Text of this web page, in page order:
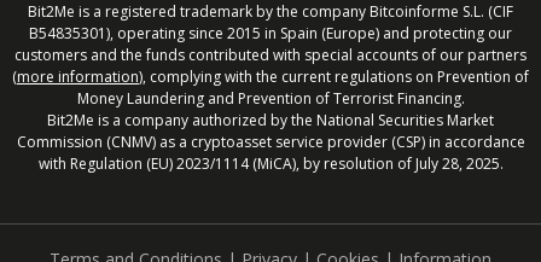
Bit2Me is a registered trademark by the company Bitcoinforme S.L. (CIF
B54835301), operating since 2015 in Spain (Europe) and protecting our
customers and the funds contributed with special accounts of our partners
(more information), complying with the current regulations on Prevention of
Money Laundering and Prevention of Terrorist Financing.
Bit2Me is a company authorized by the National Securities Market
Commission (CNMV) as a cryptoasset service provider (CSP) in accordance
with Regulation (EU) 2023/1114 (MiCA), by resolution of July 28, 2025.